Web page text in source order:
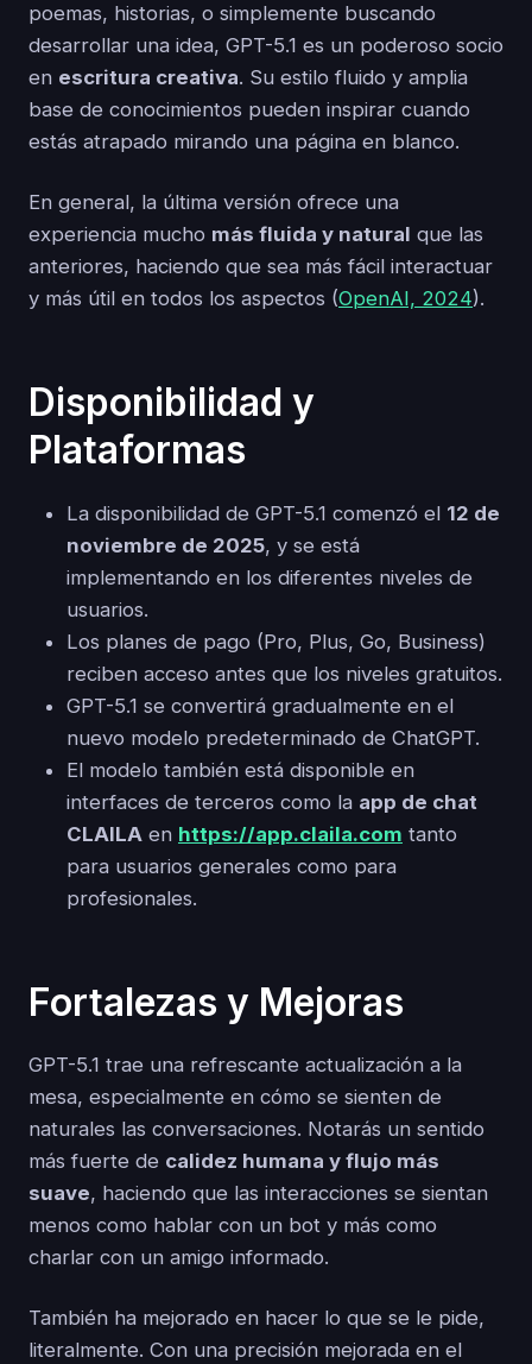
poemas, historias, o simplemente buscando
desarrollar una idea, GPT-5.1 es un poderoso socio
en escritura creativa. Su estilo fluido y amplia
base de conocimientos pueden inspirar cuando
estás atrapado mirando una página en blanco.
En general, la última versión ofrece una
experiencia mucho más fluida y natural que las
anteriores, haciendo que sea más fácil interactuar
y más útil en todos los aspectos (OpenAI, 2024).
Disponibilidad y
Plataformas
La disponibilidad de GPT-5.1 comenzó el 12 de
noviembre de 2025, y se está
implementando en los diferentes niveles de
usuarios.
Los planes de pago (Pro, Plus, Go, Business)
reciben acceso antes que los niveles gratuitos.
GPT-5.1 se convertirá gradualmente en el
nuevo modelo predeterminado de ChatGPT.
El modelo también está disponible en
interfaces de terceros como la app de chat
CLAILA en https://app.claila.com tanto
para usuarios generales como para
profesionales.
Fortalezas y Mejoras
GPT-5.1 trae una refrescante actualización a la
mesa, especialmente en cómo se sienten de
naturales las conversaciones. Notarás un sentido
más fuerte de calidez humana y flujo más
suave, haciendo que las interacciones se sientan
menos como hablar con un bot y más como
charlar con un amigo informado.
También ha mejorado en hacer lo que se le pide,
literalmente. Con una precisión mejorada en el